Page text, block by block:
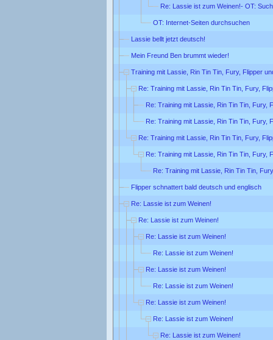
Re: Lassie ist zum Weinen!- OT:
OT: Internet-Seiten durchsuchen
Lassie bellt jetzt deutsch!
Mein Freund Ben brummt wieder!
Training mit Lassie, Rin Tin Tin, Fury, Flipper
Re: Training mit Lassie, Rin Tin Tin, Fury,
Re: Training mit Lassie, Rin Tin Tin, Fury,
Re: Training mit Lassie, Rin Tin Tin, Fury,
Re: Training mit Lassie, Rin Tin Tin, Fury,
Re: Training mit Lassie, Rin Tin Tin, Fury,
Re: Training mit Lassie, Rin Tin Tin,
Flipper schnattert bald deutsch und englisch
Re: Lassie ist zum Weinen!
Re: Lassie ist zum Weinen!
Re: Lassie ist zum Weinen!
Re: Lassie ist zum Weinen!
Re: Lassie ist zum Weinen!
Re: Lassie ist zum Weinen!
Re: Lassie ist zum Weinen!
Re: Lassie ist zum Weinen!
Re: Lassie ist zum Weinen!